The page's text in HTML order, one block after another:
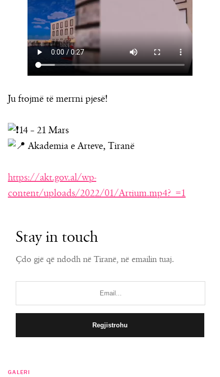
Ju ftojmë të merrni pjesë!
14 – 21 Mars
Akademia e Arteve, Tiranë
https://akt.gov.al/wp-
content/uploads/2022/01/Artium.mp4?_=1
Stay in touch
Çdo gjë që ndodh në Tiranë, në emailin tuaj.
GALERI